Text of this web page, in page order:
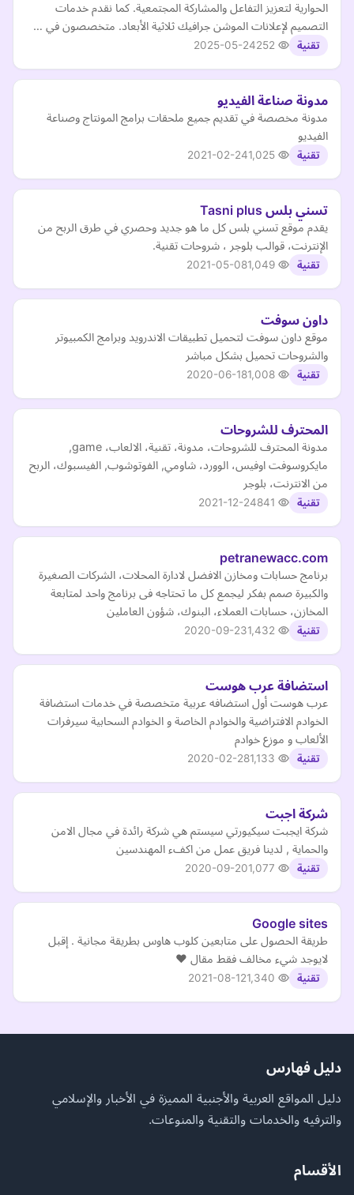
الحوارية لتعزيز التفاعل والمشاركة المجتمعية. كما نقدم خدمات
التصميم لإعلانات الموشن جرافيك ثلاثية الأبعاد. متخصصون في …
تقنية 2025-05-24
مدونة صناعة الفيديو
مدونة مخصصة في تقديم جميع ملحقات برامج المونتاج وصناعة
الفيديو
تقنية 2021-02-24
تسني بلس Tasni plus
يقدم موقع تسني بلس كل ما هو جديد وحصري في طرق الربح من
الإنترنت، قوالب بلوجر ، شروحات تقنية.
تقنية 2021-05-08
داون سوفت
موقع داون سوفت لتحميل تطبيقات الاندرويد وبرامج الكمبيوتر
والشروحات تحميل بشكل مباشر
تقنية 2020-06-18
المحترف للشروحات
مدونة المحترف للشروحات، مدونة، تقنية، الالعاب، game,
مايكروسوفت اوفيس، الوورد، شاومي, الفوتوشوب, الفيسبوك، الربح
من الانترنت، بلوجر
تقنية 2021-12-24
petranewacc.com
برنامج حسابات ومخازن الافضل لادارة المحلات، الشركات الصغيرة
والكبيرة صمم بفكر ليجمع كل ما تحتاجه فى برنامج واحد لمتابعة
المخازن، حسابات العملاء، البنوك، شؤون العاملين
تقنية 2020-09-23
استضافة عرب هوست
عرب هوست أول استضافه عربية متخصصة في خدمات استضافة
الخوادم الافتراضية والخوادم الخاصة و الخوادم السحابية سيرفرات
الألعاب و موزع خوادم
تقنية 2020-02-28
شركة اجبت
شركة ايجبت سيكيورتي سيستم هي شركة رائدة في مجال الامن
والحماية , لدينا فريق عمل من اكفء المهندسين
تقنية 2020-09-20
Google sites
طريقة الحصول على متابعين كلوب هاوس بطريقة مجانية . إقبل
لايوجد شيء مخالف فقط مقال ❤
تقنية 2021-08-12
دليل فهارس
دليل المواقع العربية والأجنبية المميزة في الأخبار والإسلامي
والترفيه والخدمات والتقنية والمنوعات.
الأقسام